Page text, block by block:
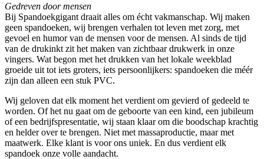
Gedreven door mensen
Bij Spandoekgigant draait alles om écht vakmanschap. Wij maken
geen spandoeken, wij brengen verhalen tot leven met zorg, met
gevoel en humor van de mensen voor de mensen. Al sinds de tijd
van de drukinkt zit het maken van zichtbaar drukwerk in onze
vingers. Wat begon met het drukken van het lokale weekblad
groeide uit tot iets groters, iets persoonlijkers: spandoeken die méér
zijn dan alleen een stuk PVC.
Wij geloven dat elk moment het verdient om gevierd of gedeeld te
worden. Of het nu gaat om de geboorte van een kind, een jubileum
of een bedrijfspresentatie, wij staan klaar om die boodschap krachtig
en helder over te brengen. Niet met massaproductie, maar met
maatwerk. Elke klant is voor ons uniek. En dus verdient elk
spandoek onze volle aandacht.